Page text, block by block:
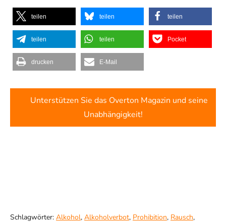
teilen teilen teilen
teilen teilen Pocket
drucken E-Mail
Unterstützen Sie das Overton Magazin und seine
Unabhängigkeit!
Schlagwörter: Alkohol, Alkoholverbot, Prohibition, Rausch,